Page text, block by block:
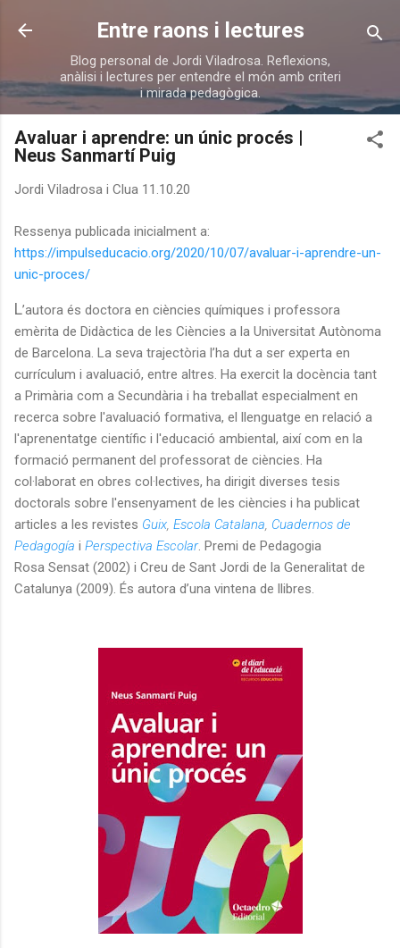
Salta al contingut principal
Entre raons i lectures
Blog personal de Jordi Viladrosa. Reflexions,
anàlisi i lectures per entendre el món amb criteri
i mirada pedagògica.
Avaluar i aprendre: un únic procés |
Neus Sanmartí Puig
Jordi Viladrosa i Clua 11.10.20
Ressenya publicada inicialment a:
https://impulseducacio.org/2020/10/07/avaluar-i-aprendre-un-
unic-proces/
L’autora és doctora en ciències químiques i professora
emèrita de Didàctica de les Ciències a la Universitat Autònoma
de Barcelona. La seva trajectòria l’ha dut a ser experta en
currículum i avaluació, entre altres. Ha exercit la docència tant
a Primària com a Secundària i ha treballat especialment en
recerca sobre l'avaluació formativa, el llenguatge en relació a
l'aprenentatge científic i l'educació ambiental, així com en la
formació permanent del professorat de ciències. Ha
col·laborat en obres col·lectives, ha dirigit diverses tesis
doctorals sobre l'ensenyament de les ciències i ha publicat
articles a les revistes Guix Escola Catalana Cuadernos de
Pedagogía i Perspectiva Escolar. Premi de Pedagogia
Rosa Sensat (2002) i Creu de Sant Jordi de la Generalitat de
Catalunya (2009). És autora d’una vintena de llibres.